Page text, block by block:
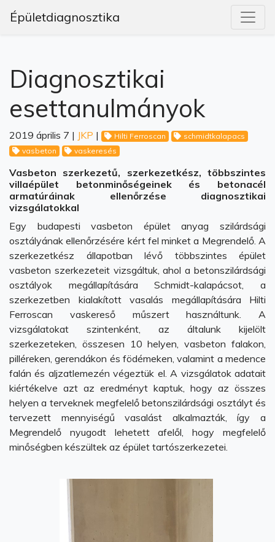
Épületdiagnosztika
Diagnosztikai
esettanulmányok
2019 április 7 | JKP | Hilti Ferroscan
schmidtkalapacs
vasbeton
vaskeresés
Vasbeton szerkezetű, szerkezetkész, többszintes
villaépület betonminőségeinek és betonacél
armatúráinak ellenőrzése diagnosztikai
vizsgálatokkal
Egy budapesti vasbeton épület anyag szilárdsági
osztályának ellenőrzésére kért fel minket a Megrendelő. A
szerkezetkész állapotban lévő többszintes épület
vasbeton szerkezeteit vizsgáltuk, ahol a betonszilárdsági
osztályok megállapítására Schmidt-kalapácsot, a
szerkezetben kialakított vasalás megállapítására Hilti
Ferroscan vaskereső műszert használtunk. A
vizsgálatokat szintenként, az általunk kijelölt
szerkezeteken, összesen 10 helyen, vasbeton falakon,
pilléreken, gerendákon és födémeken, valamint a medence
falán és aljzatlemezén végeztük el. A vizsgálatok adatait
kiértékelve azt az eredményt kaptuk, hogy az összes
helyen a terveknek megfelelő betonszilárdsági osztályt és
tervezett mennyiségű vasalást alkalmazták, így a
Megrendelő nyugodt lehetett afelől, hogy megfelelő
minőségben készültek az épület tartószerkezetei.